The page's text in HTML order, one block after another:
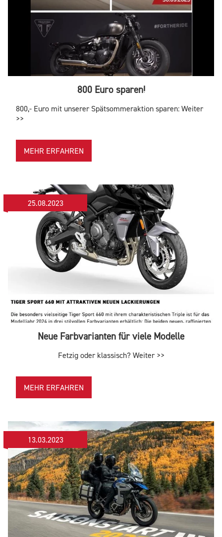
800 Euro sparen!
800,- Euro mit unserer Spätsommeraktion sparen: Weiter
>>
MEHR ERFAHREN
25.08.2023
Neue Farbvarianten für viele Modelle
Fetzig oder klassisch? Weiter >>
MEHR ERFAHREN
13.03.2023